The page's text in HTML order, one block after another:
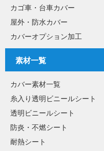
カゴ車・台車カバー
屋外・防水カバー
カバーオプション加工
素材一覧
カバー素材一覧
糸入り透明ビニールシート
透明ビニールシート
防炎・不燃シート
耐熱シート